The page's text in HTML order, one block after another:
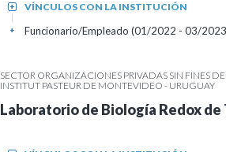
VÍNCULOS CON LA INSTITUCIÓN
+
Funcionario/Empleado (01/2022 - 03/
+
SECTOR ORGANIZACIONES PRIVADAS SIN FINES
INSTITUT PASTEUR DE MONTEVIDEO - URUGUAY
Laboratorio de Biología Redox